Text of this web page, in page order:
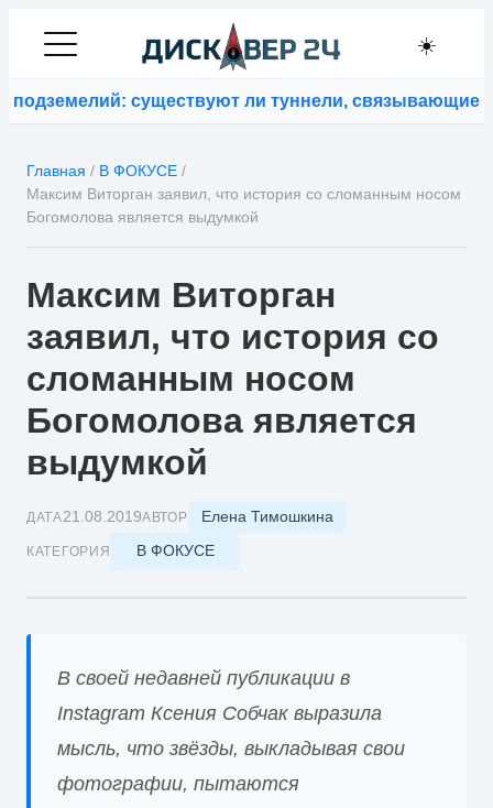
☀️
существуют ли туннели, связывающие
Главная / В ФОКУСЕ /
Максим Виторган заявил, что история со сломанным носом
Богомолова является выдумкой
Максим Виторган
заявил, что история со
сломанным носом
Богомолова является
выдумкой
ДАТА21.08.2019АВТОР Елена Тимошкина
КАТЕГОРИЯ В ФОКУСЕ
В своей недавней публикации в
Instagram Ксения Собчак выразила
мысль, что звёзды, выкладывая свои
фотографии, пытаются